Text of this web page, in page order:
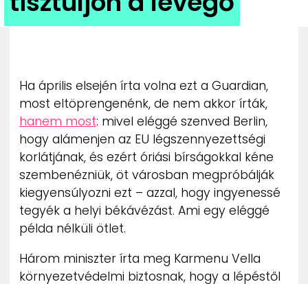
ZENE
ADATKEZELÉSI TÁJÉKOZTATÓ
Ha április elsején írta volna ezt a Guardian,
most eltöprengenénk, de nem akkor írták,
hanem most: mivel eléggé szenved Berlin,
hogy alámenjen az EU légszennyezettségi
korlátjának, és ezért óriási bírságokkal kéne
szembenézniük, öt városban megpróbálják
kiegyensúlyozni ezt – azzal, hogy ingyenessé
tegyék a helyi békávézást. Ami egy eléggé
példa nélküli ötlet.
Három miniszter írta meg Karmenu Vella
környezetvédelmi biztosnak, hogy a lépéstől